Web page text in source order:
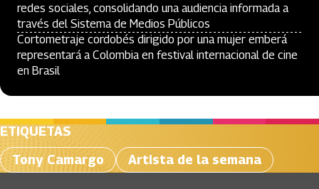
redes sociales, consolidando una audiencia informada a
través del Sistema de Medios Públicos
Cortometraje cordobés dirigido por una mujer emberá
representará a Colombia en festival internacional de cine
en Brasil
ETIQUETAS
Tony Camargo
Artista de la semana